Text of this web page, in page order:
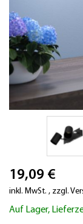
Anfang
der
springen
19,09 €
inkl. MwSt. , zzgl.
Auf Lager,